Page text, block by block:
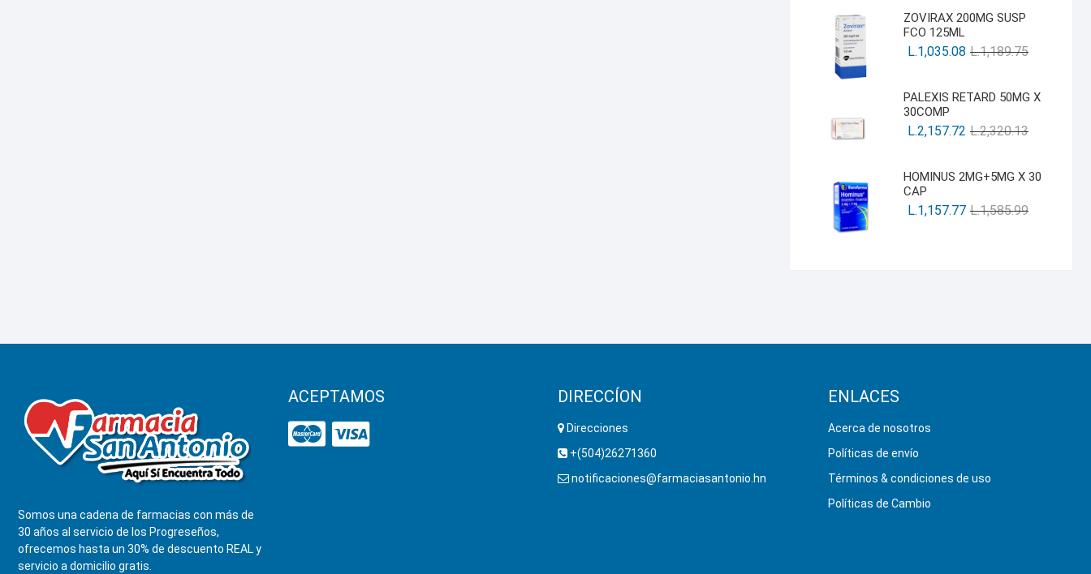
ZOVIRAX 200MG SUSP
FCO 125ML
L.1,189.75
L.1,035.08
PALEXIS RETARD 50MG X
30COMP
L.2,320.13
L.2,157.72
HOMINUS 2MG+5MG X 30
CAP
L.1,585.99
L.1,157.77
Somos una cadena de farmacias con más de
30 años al servicio de los Progreseños,
ofrecemos hasta un 30% de descuento REAL y
servicio a domicilio gratis.
ACEPTAMOS DIRECCÍON
Direcciones
+(504)26271360
notificaciones@farmaciasantonio.hn
ENLACES
Acerca de nosotros
Políticas de envío
Términos & condiciones de uso
Políticas de Cambio